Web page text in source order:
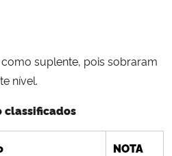
suplente, pois sobraram
nível.
classificados
NOTA